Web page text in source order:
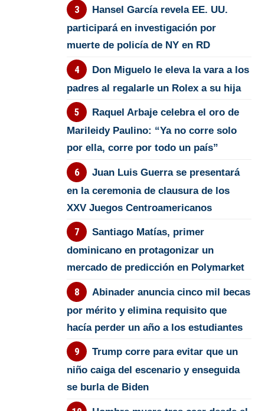
Hansel García revela EE. UU.
participará en investigación por
muerte de policía de NY en RD
Don Miguelo le eleva la vara a los
padres al regalarle un Rolex a su hija
Raquel Arbaje celebra el oro de
Marileidy Paulino: “Ya no corre solo
por ella, corre por todo un país”
Juan Luis Guerra se presentará
en la ceremonia de clausura de los
XXV Juegos Centroamericanos
Santiago Matías, primer
dominicano en protagonizar un
mercado de predicción en Polymarket
Abinader anuncia cinco mil becas
por mérito y elimina requisito que
hacía perder un año a los estudiantes
Trump corre para evitar que un
niño caiga del escenario y enseguida
se burla de Biden